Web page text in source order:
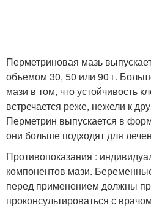
Перметриновая мазь
объемом 30, 50 или 90 г.
мази в том, что устойчивость
встречается реже, нежели к
Перметрин выпускается в
они больше подходят для
Противопоказания :
компонентов мази.
перед применением должны
проконсультироваться с